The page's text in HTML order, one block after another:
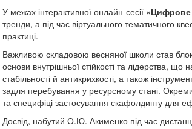
У межах інтерактивної онлайн-сесії «Цифрове
тренди, а під час віртуального тематичного
практиці.
Важливою складовою весняної школи став блок
основи внутрішньої стійкості та лідерства,
стабільності й антикрихкості, а також
задля перебування у ресурсному стані.
та специфіці застосування скафолдингу для
Досвід, набутий О.Ю. Акименко під час